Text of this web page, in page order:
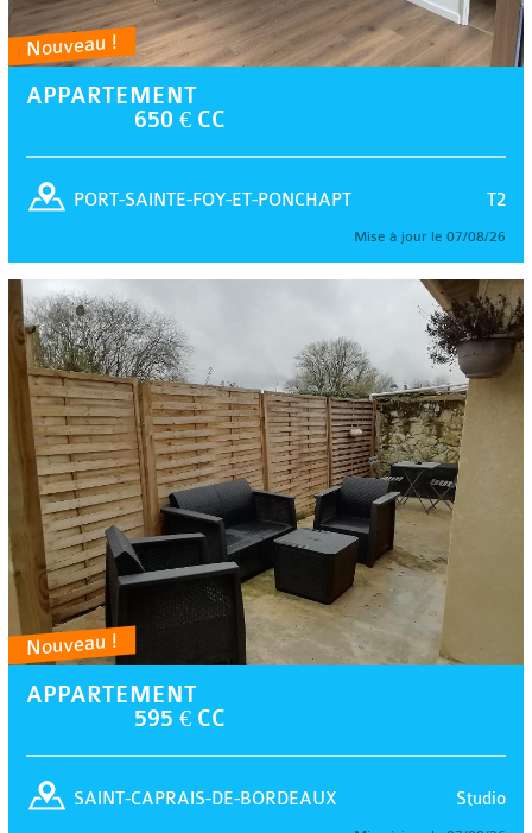
Nouveau !
APPARTEMENT
650 € CC
T2
PORT-SAINTE-FOY-ET-PONCHAPT
Mise à jour le 07/08/26
Nouveau !
APPARTEMENT
595 € CC
Studio
SAINT-CAPRAIS-DE-BORDEAUX